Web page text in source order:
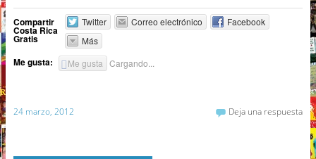
Compartir
Costa Rica
Gratis
Twitter Correo electrónico
Facebook
Más
Me gusta: Me gusta Cargando...
24 marzo, 2012 Deja una respuesta